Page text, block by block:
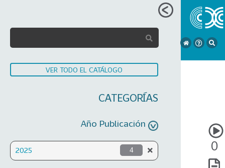
VER TODO EL CATÁLOGO
CATEGORÍAS
Año Publicación
2025 4 0